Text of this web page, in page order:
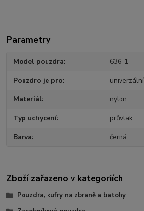
Parametry
Model pouzdra 636-1
Pouzdro je pro univerzální
Materiál nylon
Typ uchycení průvlak
Barva černá
Zboží zařazeno v kategoriích
Pouzdra, kufry na zbraně a batohy